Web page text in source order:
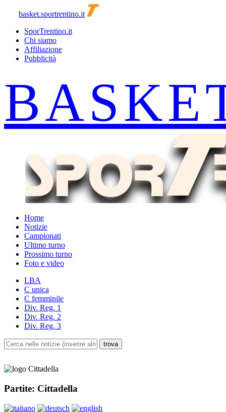
basket.sportrentino.it
SporTrentino.it
Chi siamo
Affiliazione
Pubblicità
Home
Notizie
Campionati
Ultimo turno
Prossimo turno
Foto e video
LBA
C unica
C femminile
Div. Reg. 1
Div. Reg. 2
Div. Reg. 3
Partite: Cittadella